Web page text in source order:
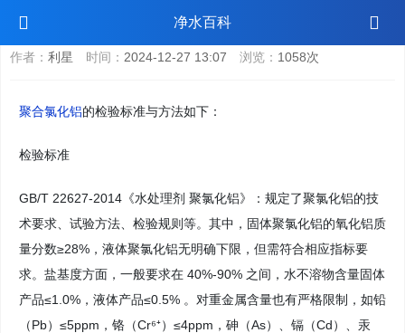
净水百科
聚合氯化铝检验标准与方法
作者： 利星 时间： 2024-12-27 13:07 浏览： 1058次
聚合氯化铝的检验标准与方法如下：
检验标准
GB/T 22627-2014《水处理剂 聚氯化铝》：规定了聚氯化铝的技
术要求、试验方法、检验规则等。其中，固体聚氯化铝的氧化铝质
量分数≥28%，液体聚氯化铝无明确下限，但需符合相应指标要
求。盐基度方面，一般要求在 40%-90% 之间，水不溶物含量固体
产品≤1.0%，液体产品≤0.5% 。对重金属含量也有严格限制，如铅
（Pb）≤5ppm，铬（Cr⁶⁺）≤4ppm，砷（As）、镉（Cd）、汞